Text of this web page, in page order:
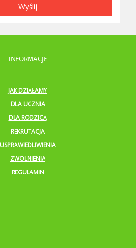
Wyślij
INFORMACJE
JAK DZIAŁAMY
DLA UCZNIA
DLA RODZICA
REKRUTACJA
USPRAWIEDLIWIENIA
ZWOLNIENIA
REGULAMIN